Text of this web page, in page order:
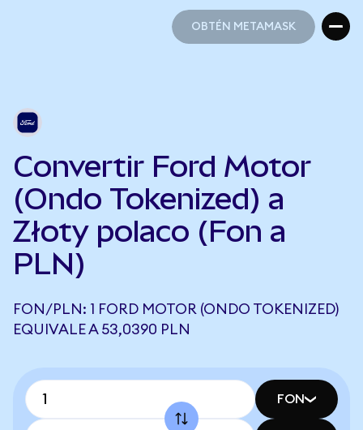
OBTÉN METAMASK
Convertir Ford Motor
(Ondo Tokenized) a
Złoty polaco (Fon a
PLN)
FON/PLN: 1 FORD MOTOR (ONDO TOKENIZED)
EQUIVALE A 53,0390 PLN
FON